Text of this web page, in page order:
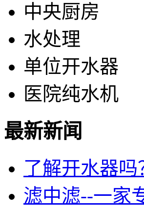
中央厨房
水处理
单位开水器
医院纯水机
最新新闻
了解开水器
滤中滤--一家